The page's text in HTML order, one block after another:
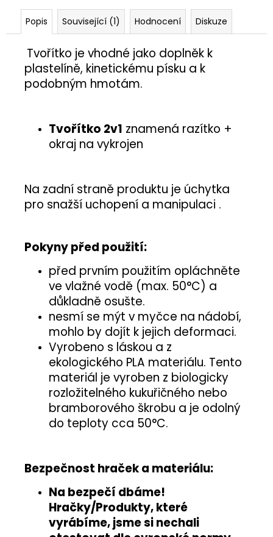
Popis Související (1) Hodnocení Diskuze
Tvořítko je vhodné jako doplněk k
plastelíně, kinetickému písku a k
podobným hmotám.
Tvořítko 2v1 znamená razítko +
okraj na vykrojen
Na zadní straně produktu je úchytka
pro snažší uchopení a manipulaci .
Pokyny před použití:
před prvním použitím opláchněte
ve vlažné vodě (max. 50°C) a
důkladně osušte.
nesmí se mýt v myčce na nádobí,
mohlo by dojít k jejich deformaci.
Vyrobeno s láskou a z
ekologického PLA materiálu. Tento
materiál je vyroben z biologicky
rozložitelného kukuřičného nebo
bramborového škrobu a je odolný
do teploty cca 50°C.
Bezpečnost hraček a materiálu:
Na bezpečí dbáme!
Hračky/Produkty, které
vyrábíme, jsme si nechali
25